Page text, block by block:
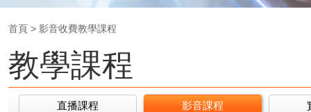
首頁 > 影音收費教學課程
教學課程
直播課程 影音課程